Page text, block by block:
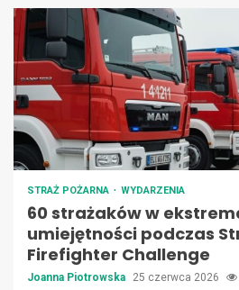
STRAŻ POŻARNA WYDARZENIA
60 strażaków w
umiejętności podczas
Firefighter Challenge
Joanna Piotrowska 25 czerwca 2026